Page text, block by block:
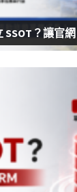
SSOT？讓官